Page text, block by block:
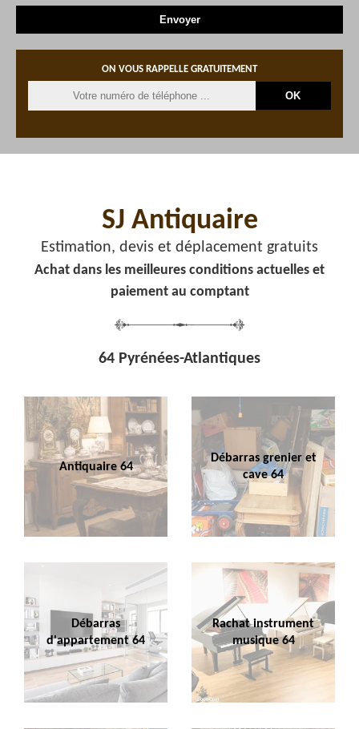
ON VOUS RAPPELLE GRATUITEMENT
SJ Antiquaire
Estimation, devis et déplacement gratuits
Achat dans les meilleures conditions actuelles et
paiement au comptant
64 Pyrénées-Atlantiques
Antiquaire 64
Débarras grenier et
cave 64
Débarras
d'appartement 64
Rachat instrument
musique 64